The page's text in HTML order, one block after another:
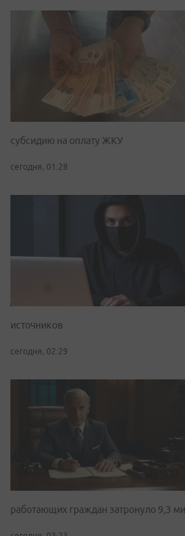
субсидию на оплату ЖКУ
сегодня, 01:28
источников
сегодня, 02:29
работающих граждан затронуло 9,3